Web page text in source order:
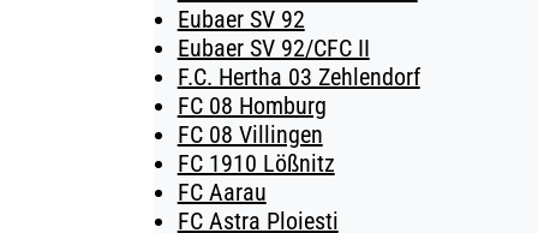
Eubaer SV 92
Eubaer SV 92/CFC II
F.C. Hertha 03 Zehlendorf
FC 08 Homburg
FC 08 Villingen
FC 1910 Lößnitz
FC Aarau
FC Astra Ploiesti